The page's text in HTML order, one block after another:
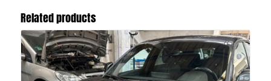
Related products